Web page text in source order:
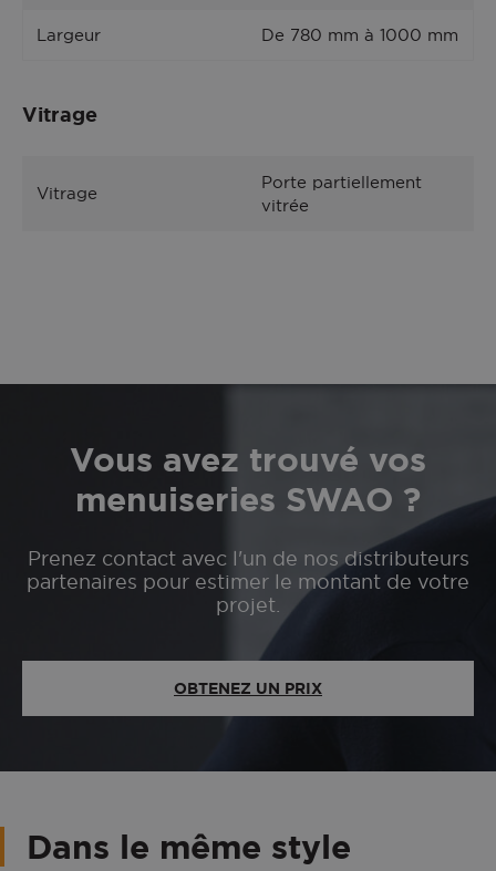
Largeur De 780 mm à 1000 mm
Vitrage
Vitrage
Porte partiellement
vitrée
Vous avez trouvé vos
menuiseries SWAO ?
Prenez contact avec l'un de nos distributeurs
partenaires pour estimer le montant de votre
projet.
OBTENEZ UN PRIX
Dans le même style